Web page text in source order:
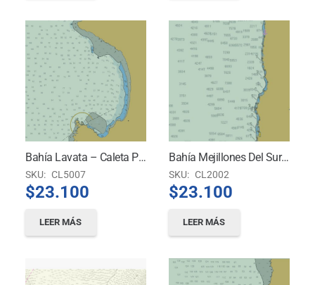
Bahía Lavata – Caleta Pan De Azúcar – Bahía Y Puerto Chañaral – Caleta Esmeralda – Caleta Flamenco -Caleta Barquito
SKU: CL5007
$23.100
LEER MÁS
Bahía Mejillones Del Sur A Puerto Caldera
SKU: CL2002
$23.100
LEER MÁS